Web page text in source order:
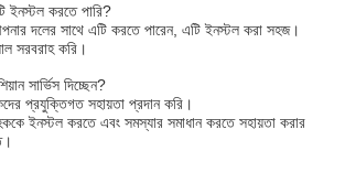
ইনস্টল করতে পারি?
দলের সাথে এটি করতে পারেন, এটি ইনস্টল করা সহজ।
সরবরাহ করি।
সার্ভিস দিচ্ছেন?
প্রযুক্তিগত সহায়তা প্রদান করি।
ইনস্টল করতে এবং সমস্যার সমাধান করতে সহায়তা করার